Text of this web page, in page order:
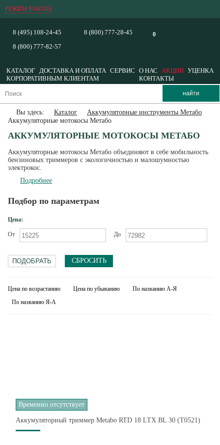
РЕЖИМ РАБОТЫ
0
8 (495) 108-24-45
8 (800) 777-82-57
8 (800) 777-28-45
КАТАЛОГ ДОСТАВКА И ОПЛАТА СЕРВИС О НАС АКЦИИ УЦЕНКА
КОРПОРАТИВНЫМ КЛИЕНТАМ
КОНТАКТЫ
Вы здесь: Каталог
Аккумуляторные инструменты Метабо
Аккумуляторные мотокосы Метабо
АККУМУЛЯТОРНЫЕ МОТОКОСЫ МЕТАБО
Аккумуляторные мотокосы Метабо объединяют в себе мобильность
бензиновых триммеров с экологичностью и малошумностью
электрокос.
Подробнее
Подбор по параметрам
Цена:
От До
СБРОСИТЬ
Цена по возрастанию Цена по убыванию
По названию А-Я
По названию Я-А
Временно отсутствует
Аккумуляторный триммер Metabo RTD 18 LTX BL 30 (T0521)